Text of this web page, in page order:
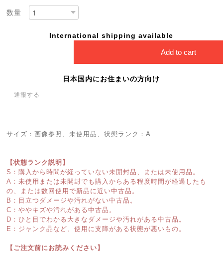
数量
International shipping available
Add to cart
日本国内にお住まいの方向け
通報する
サイズ：画像参照、未使用品、状態ランク：A
【状態ランク説明】
S：購入から時間が経っていない未開封品、または未使用品。
A：未使用または未開封でも購入からある程度時間が経過したも
の、または数回使用で新品に近い中古品。
B：目立つダメージや汚れがない中古品。
C：ややキズや汚れがある中古品。
D：ひと目でわかる大きなダメージや汚れがある中古品。
E：ジャンク品など、使用に支障がある状態が悪いもの。
【ご注文前にお読みください】